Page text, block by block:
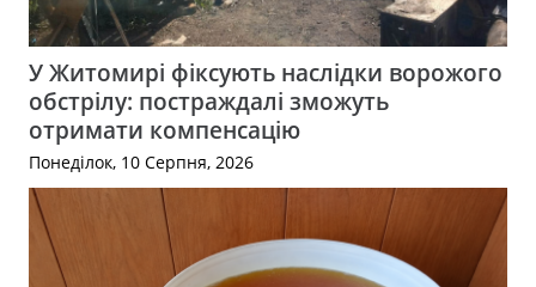
У Житомирі фіксують наслідки ворожого
обстрілу: постраждалі зможуть
отримати компенсацію
Понеділок, 10 Серпня, 2026